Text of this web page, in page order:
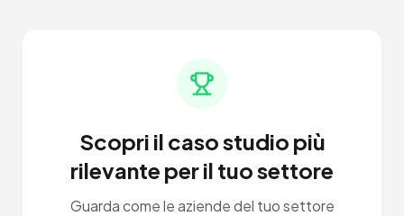
Scopri il caso studio più
rilevante per il tuo settore
Guarda come le aziende del tuo settore